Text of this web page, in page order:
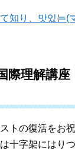
て知り、맛있는
理解講座
トの復活をお
十字架にはり